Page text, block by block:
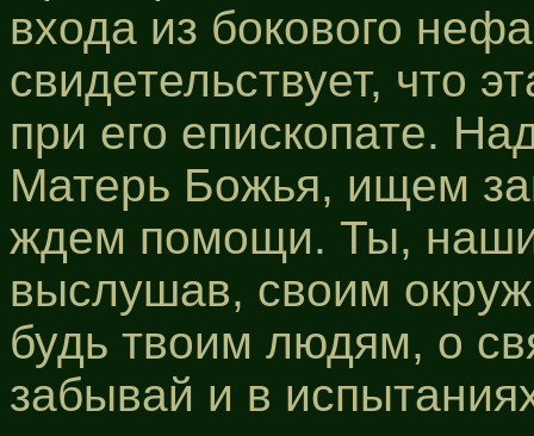
входа из бокового
свидетельствует, что
при его епископате.
Матерь Божья, ищем
ждем помощи. Ты,
выслушав, своим
будь твоим людям, о
забывай и в